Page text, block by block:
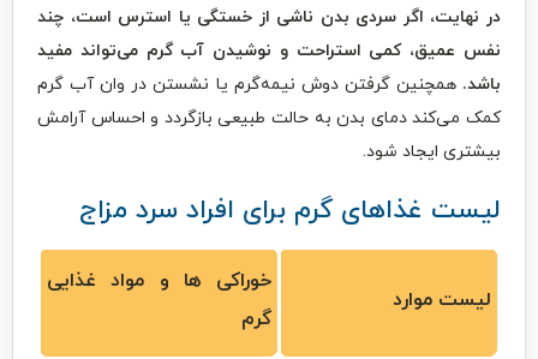
در نهایت، اگر سردی بدن ناشی از خستگی یا استرس است، چند
نفس عمیق، کمی استراحت و نوشیدن آب گرم می‌تواند مفید
باشد. همچنین گرفتن دوش نیمه‌گرم یا نشستن در وان آب گرم
کمک می‌کند دمای بدن به حالت طبیعی بازگردد و احساس آرامش
بیشتری ایجاد شود.
لیست غذاهای گرم برای افراد سرد مزاج
لیست موارد
خوراکی ها و مواد غذایی
گرم